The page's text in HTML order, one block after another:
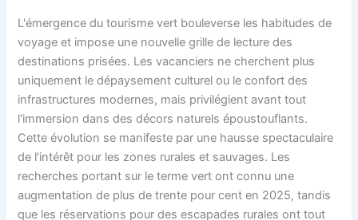
L'émergence du tourisme vert bouleverse les habitudes de
voyage et impose une nouvelle grille de lecture des
destinations prisées. Les vacanciers ne cherchent plus
uniquement le dépaysement culturel ou le confort des
infrastructures modernes, mais privilégient avant tout
l'immersion dans des décors naturels époustouflants.
Cette évolution se manifeste par une hausse spectaculaire
de l'intérêt pour les zones rurales et sauvages. Les
recherches portant sur le terme vert ont connu une
augmentation de plus de trente pour cent en 2025, tandis
que les réservations pour des escapades rurales ont tout